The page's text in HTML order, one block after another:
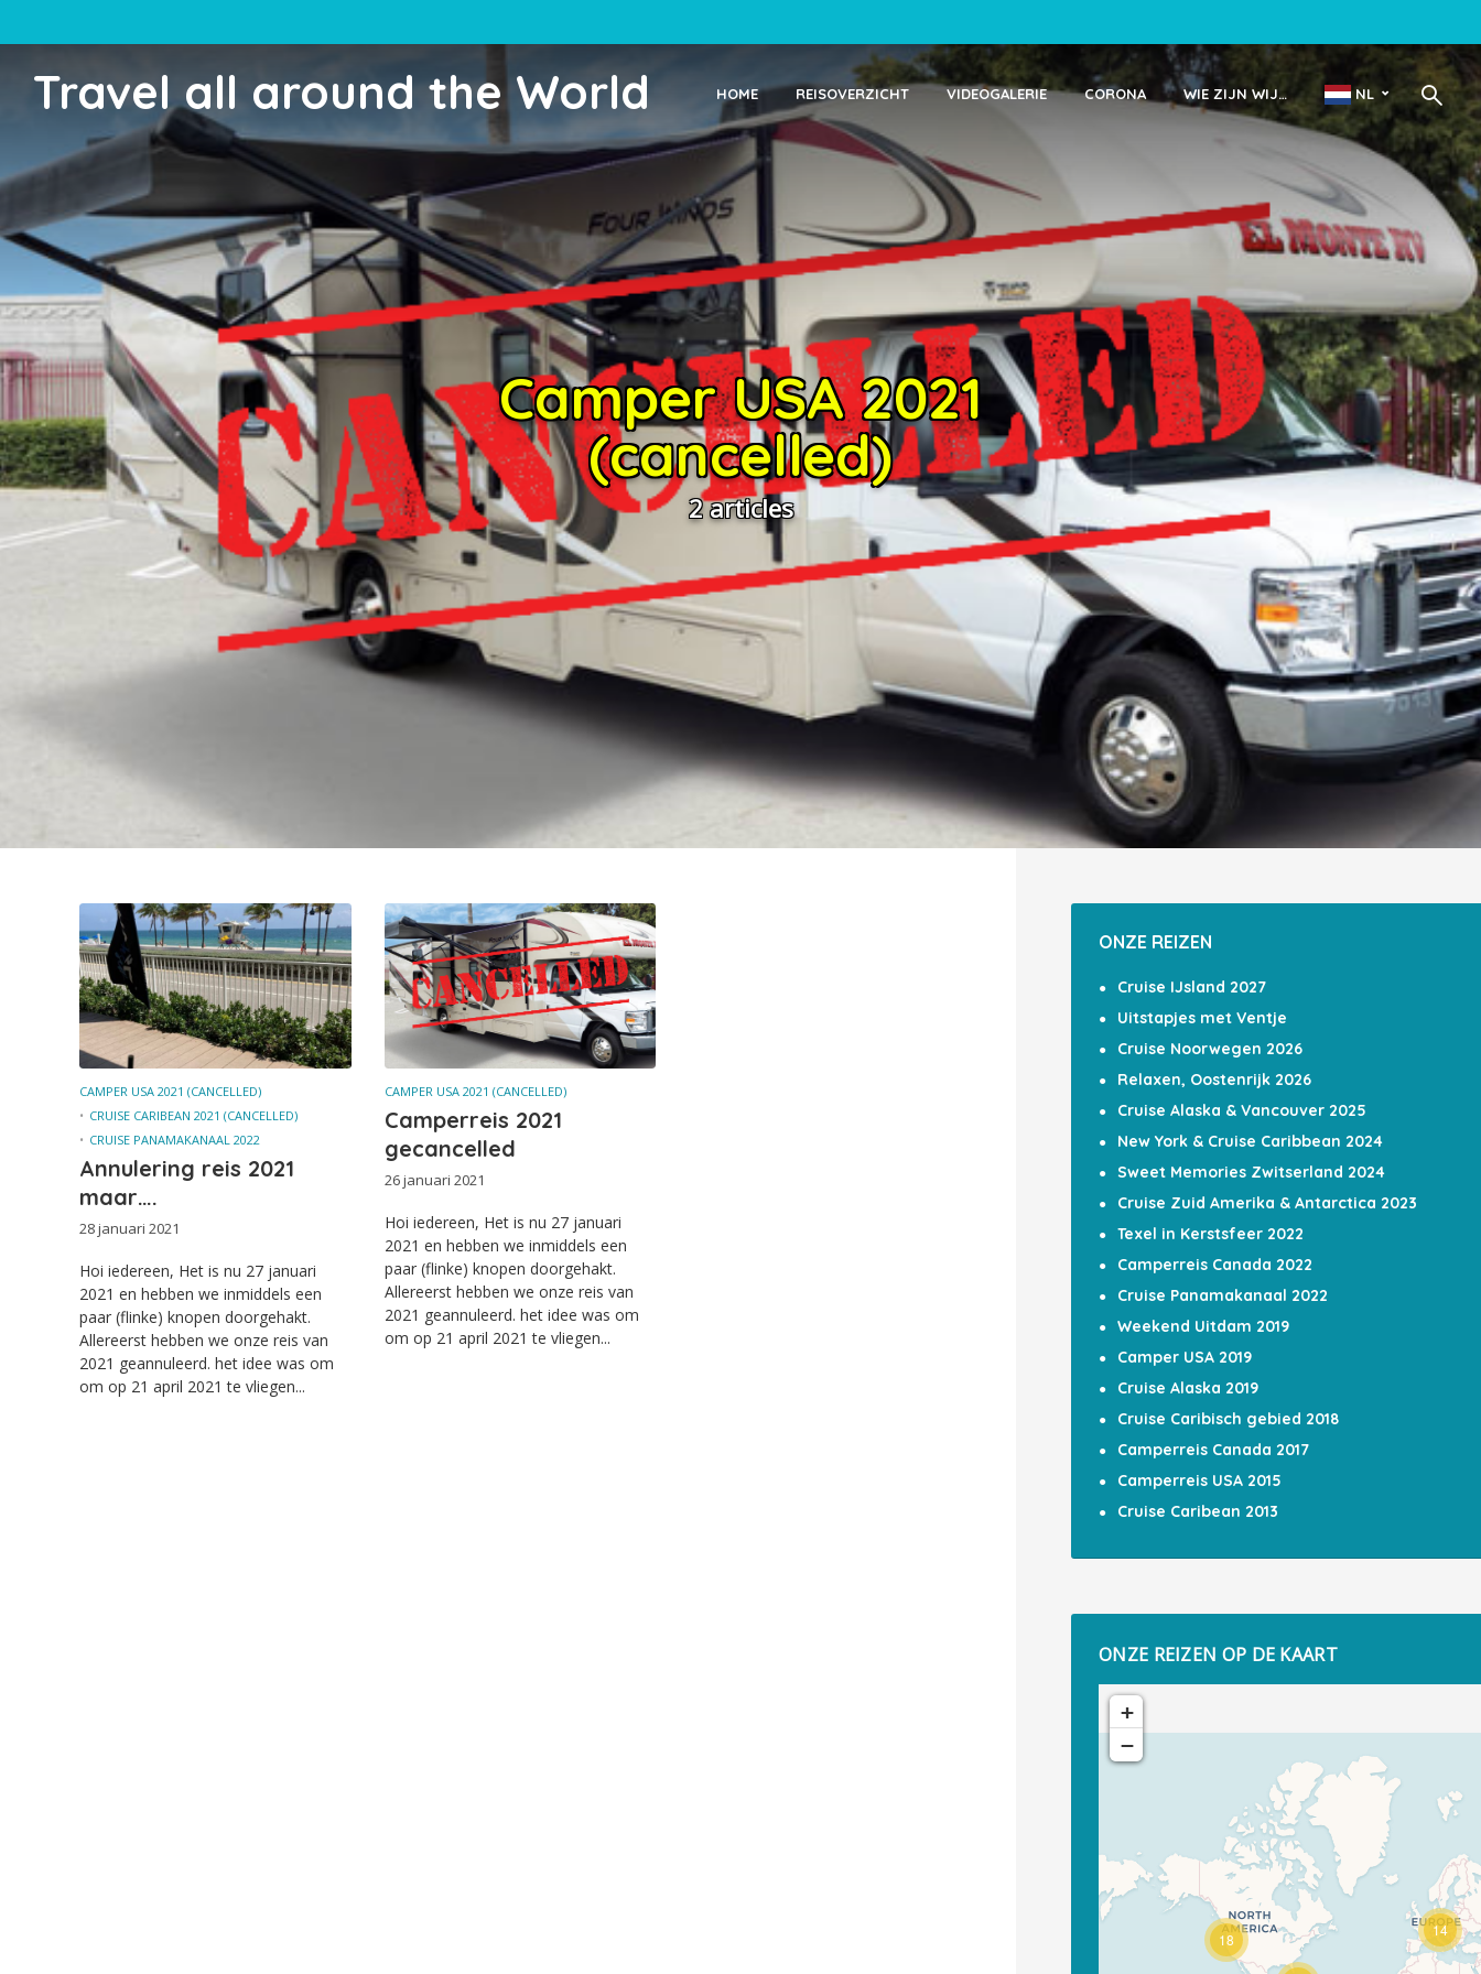
Travel all around the World HOME REISOVERZICHT VIDEOGALERIE CORONA WIE ZIJN WIJ… NL
Camper USA 2021
(cancelled)
2 articles
CAMPER USA 2021 (CANCELLED)
CRUISE CARIBEAN 2021 (CANCELLED)
CRUISE PANAMAKANAAL 2022
Annulering reis 2021
maar….
28 januari 2021
Hoi iedereen, Het is nu 27 januari
2021 en hebben we inmiddels een
paar (flinke) knopen doorgehakt.
Allereerst hebben we onze reis van
2021 geannuleerd. het idee was om
om op 21 april 2021 te vliegen...
CAMPER USA 2021 (CANCELLED)
Camperreis 2021
gecancelled
26 januari 2021
Hoi iedereen, Het is nu 27 januari
2021 en hebben we inmiddels een
paar (flinke) knopen doorgehakt.
Allereerst hebben we onze reis van
2021 geannuleerd. het idee was om
om op 21 april 2021 te vliegen...
ONZE REIZEN
Cruise IJsland 2027
Uitstapjes met Ventje
Cruise Noorwegen 2026
Relaxen, Oostenrijk 2026
Cruise Alaska & Vancouver 2025
New York & Cruise Caribbean 2024
Sweet Memories Zwitserland 2024
Cruise Zuid Amerika & Antarctica 2023
Texel in Kerstsfeer 2022
Camperreis Canada 2022
Cruise Panamakanaal 2022
Weekend Uitdam 2019
Camper USA 2019
Cruise Alaska 2019
Cruise Caribisch gebied 2018
Camperreis Canada 2017
Camperreis USA 2015
Cruise Caribean 2013
ONZE REIZEN OP DE KAART
18
14
+
−